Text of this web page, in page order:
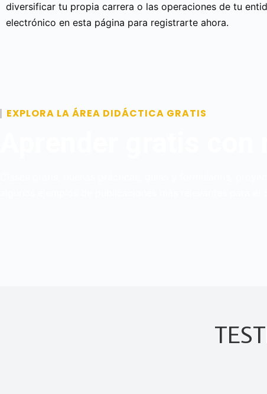
diversificar tu propia carrera o las operaciones de tu
electrónico en esta página para registrarte ahora.
EXPLORA LA ÁREA DIDÁCTICA GRATIS